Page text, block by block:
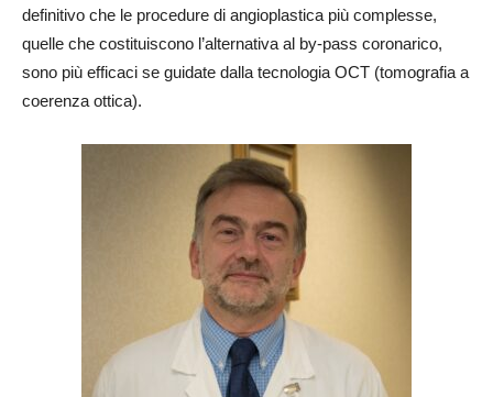
definitivo che le procedure di angioplastica più complesse,
quelle che costituiscono l’alternativa al by-pass coronarico,
sono più efficaci se guidate dalla tecnologia OCT (tomografia a
coerenza ottica).